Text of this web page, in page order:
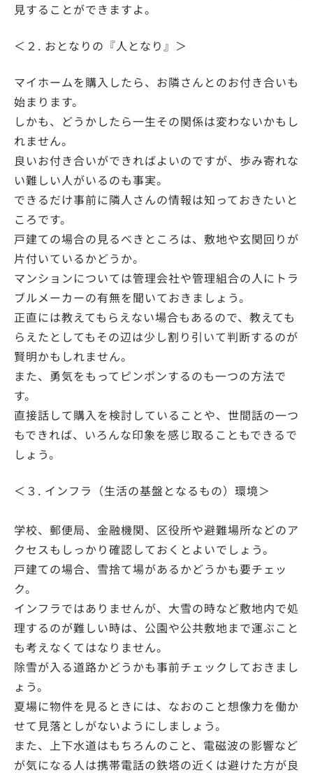
見することができますよ。
＜２. おとなりの『人となり』＞
マイホームを購入したら、お隣さんとのお付き合いも
始まります。
しかも、どうかしたら一生その関係は変わないかもし
れません。
良いお付き合いができればよいのですが、歩み寄れな
い難しい人がいるのも事実。
できるだけ事前に隣人さんの情報は知っておきたいと
ころです。
戸建ての場合の見るべきところは、敷地や玄関回りが
片付いているかどうか。
マンションについては管理会社や管理組合の人にトラ
ブルメーカーの有無を聞いておきましょう。
正直には教えてもらえない場合もあるので、教えても
らえたとしてもその辺は少し割り引いて判断するのが
賢明かもしれません。
また、勇気をもってピンポンするのも一つの方法で
す。
直接話して購入を検討していることや、世間話の一つ
もできれば、いろんな印象を感じ取ることもできるで
しょう。
＜３. インフラ（生活の基盤となるもの）環境＞
学校、郵便局、金融機関、区役所や避難場所などのア
クセスもしっかり確認しておくとよいでしょう。
戸建ての場合、雪捨て場があるかどうかも要チェッ
ク。
インフラではありませんが、大雪の時など敷地内で処
理するのが難しい時は、公園や公共敷地まで運ぶこと
も考えなくてはなりません。
除雪が入る道路かどうかも事前チェックしておきまし
ょう。
夏場に物件を見るときには、なおのこと想像力を働か
せて見落としがないようにしましょう。
また、上下水道はもちろんのこと、電磁波の影響など
が気になる人は携帯電話の鉄塔の近くは避けた方が良